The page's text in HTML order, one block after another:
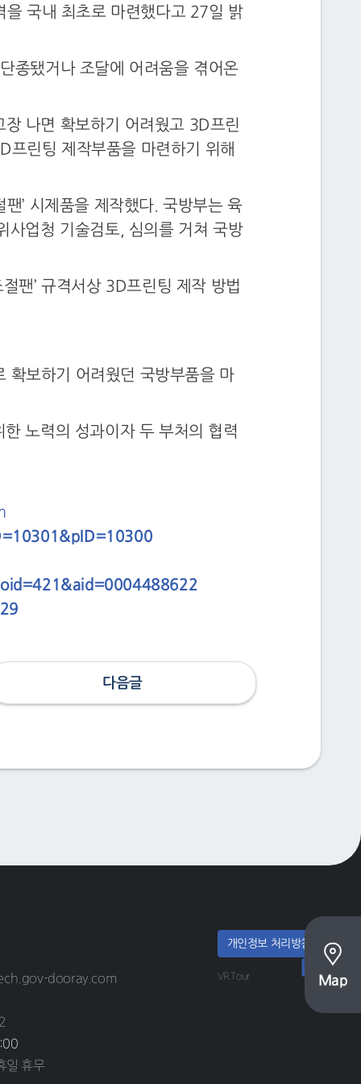
을 국내 최초로 마련했다고 27일 밝
종됐거나 조달에 어려움을 겪어온
장 나면 확보하기 어려웠고 3D프린
프린팅 제작부품을 마련하기 위해
’ 시제품을 제작했다. 국방부는 육
사업청 기술검토, 심의를 거쳐 국방
팬’ 규격서상 3D프린팅 제작 방법
확보하기 어려웠던 국방부품을 마
노력의 성과이자 두 부처의 협력
다음글
dooray.com
일 휴무
개인정보 처리방침
VR Tour Map